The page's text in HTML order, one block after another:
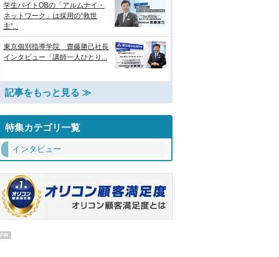
学生バイトOBの「アルムナイ・
ネットワーク」は採用の“救世
主”...
東京個別指導学院 齋藤勝己社長
インタビュー「講師一人ひとり...
記事をもっと見る ≫
特集カテゴリ一覧
インタビュー
PR